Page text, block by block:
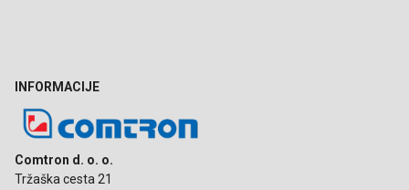
INFORMACIJE
Comtron d. o. o.
Tržaška cesta 21